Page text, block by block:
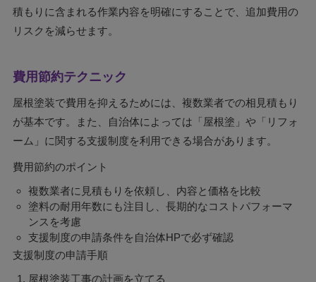
積もりに含まれる作業内容を明確にすることで、追加費用の
リスクを減らせます。
費用節約テクニック
屋根塗装で費用を抑えるためには、複数業者での相見積もり
が基本です。また、自治体によっては「屋根塗」や「リフォ
ーム」に関する支援制度を利用できる場合があります。
費用節約のポイント
複数業者に見積もりを依頼し、内容と価格を比較
塗料の耐用年数にも注目し、長期的なコストパフォーマ
ンスを考慮
支援制度の申請条件を自治体HPで必ず確認
支援制度の申請手順
屋根塗装工事の計画を立てる